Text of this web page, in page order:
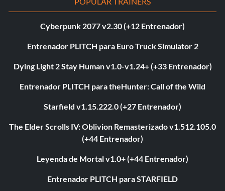
Cyberpunk 2077 v2.30 (+12 Entrenador)
Entrenador PLITCH para Euro Truck Simulator 2
Dying Light 2 Stay Human v1.0-v1.24+ (+33 Entrenador)
Entrenador PLITCH para theHunter: Call of the Wild
Starfield v1.15.222.0 (+27 Entrenador)
The Elder Scrolls IV: Oblivion Remasterizado v1.512.105.0
(+44 Entrenador)
Leyenda de Mortal v1.0+ (+44 Entrenador)
Entrenador PLITCH para STARFIELD